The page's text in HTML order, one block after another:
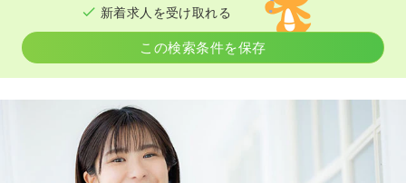
新着求人を受け取れる
この検索条件を保存